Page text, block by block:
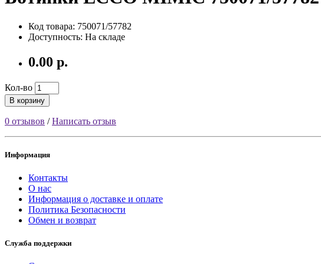
Код товара: 750071/57782
Доступность: На складе
0.00 р.
Кол-во
В корзину
0 отзывов /Написать отзыв
Информация
Контакты
О нас
Информация о доставке и оплате
Политика Безопасности
Обмен и возврат
Служба поддержки